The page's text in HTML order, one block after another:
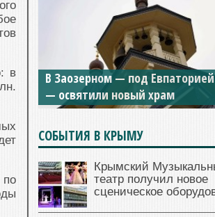
в
В Заозерном — под Евпаторией
— освятили новый храм
Мужской монастырь Косьмы и
Дамиана в Крыму вновь
для посещения
СОБЫТИЯ В КРЫМУ
Крымский
театр получил новое
сценическое